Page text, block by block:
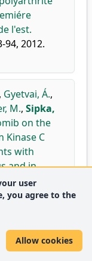
l'est.
94, 2012.
, Gyetvai, Á.,
M., Sipka,
on the
Kinase C
with
and in
2012.
user
you agree to the
Allow cookies